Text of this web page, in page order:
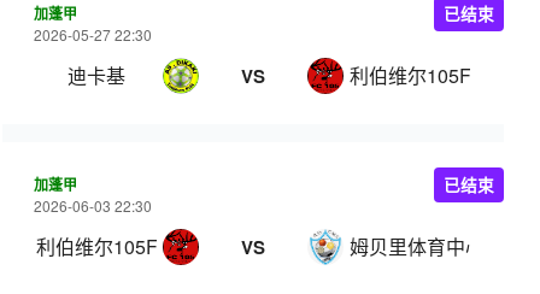
加蓬甲
2026-05-27 22:30
迪卡基 VS 利伯维尔105FC
已结束
加蓬甲
2026-06-03 22:30
利伯维尔105FC VS 姆贝里体育中心
已结束